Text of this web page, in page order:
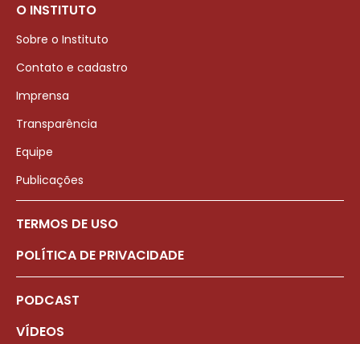
O INSTITUTO
Sobre o Instituto
Contato e cadastro
Imprensa
Transparência
Equipe
Publicações
TERMOS DE USO
POLÍTICA DE PRIVACIDADE
PODCAST
VÍDEOS